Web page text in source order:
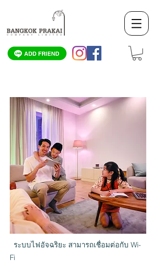
ระบบไฟอัจฉริยะ สามารถเชื่อมต่อกับ Wi-
Fi